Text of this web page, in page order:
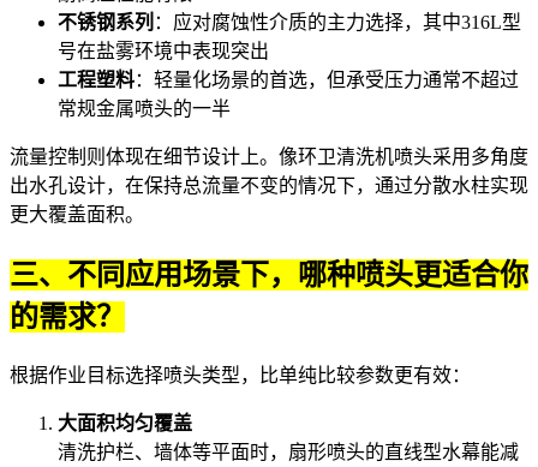
不锈钢系列 ：应对腐蚀性介质的主力选择，其中316L型
号在盐雾环境中表现突出
工程塑料：轻量化场景的首选，但承受压力通常不超过
常规金属喷头的一半
流量控制则体现在细节设计上。像环卫清洗机喷头采用多角度
出水孔设计，在保持总流量不变的情况下，通过分散水柱实现
更大覆盖面积。
三、不同应用场景下，哪种喷头更适合你
的需求？
根据作业目标选择喷头类型，比单纯比较参数更有效：
大面积均匀覆盖
清洗护栏、墙体等平面时， 扇形喷头的直线型水幕能减